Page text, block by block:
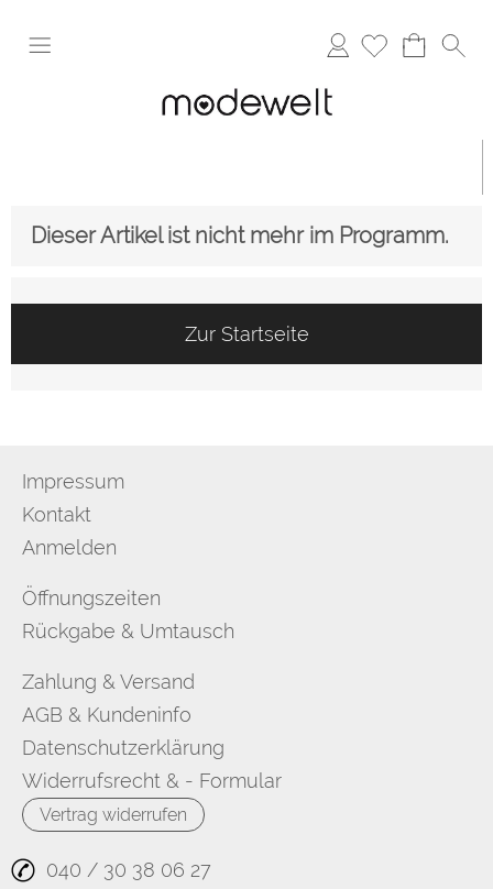
Anmelden
Dieser Artikel ist nicht mehr im Programm.
Zur Startseite
Impressum
Kontakt
Anmelden
Öffnungszeiten
Rückgabe & Umtausch
Zahlung & Versand
AGB & Kundeninfo
Datenschutzerklärung
Widerrufsrecht & - Formular
Vertrag widerrufen
040 / 30 38 06 27